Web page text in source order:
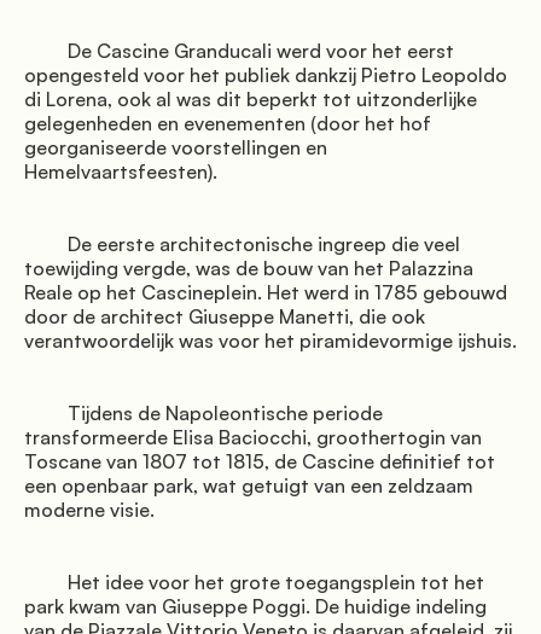
               Galerij
opengesteld voor het publiek dankzij Pietro Leopoldo
di Lorena, ook al was dit beperkt tot uitzonderlijke
gelegenheden en evenementen (door het hof
georganiseerde voorstellingen en
Hemelvaartsfeesten).
toewijding vergde, was de bouw van het Palazzina
Reale op het Cascineplein. Het werd in 1785 gebouwd
door de architect Giuseppe Manetti, die ook
verantwoordelijk was voor het piramidevormige ijshuis.
transformeerde Elisa Baciocchi, groothertogin van
Toscane van 1807 tot 1815, de Cascine definitief tot
een openbaar park, wat getuigt van een zeldzaam
moderne visie.
park kwam van Giuseppe Poggi. De huidige indeling